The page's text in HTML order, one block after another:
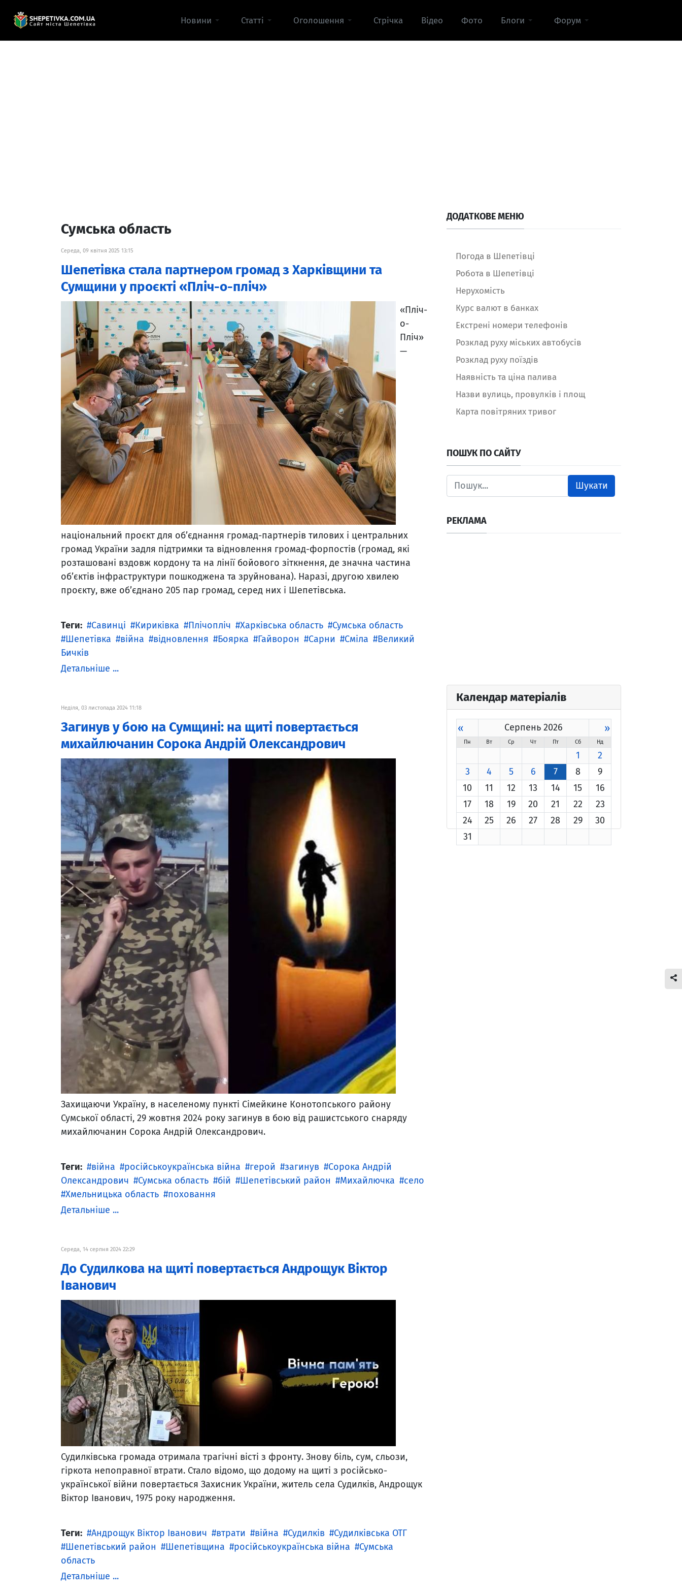
Новини Статті Оголошення Стрічка Відео Фото Блоги Форум
Сумська область
Середа, 09 квітня 2025 13:15
Шепетівка стала партнером громад з Харківщини та
Сумщини у проєкті «Пліч-о-пліч»
«Пліч-
о-
Пліч»
—
національний проєкт для об’єднання громад-партнерів тилових і центральних
громад України задля підтримки та відновлення громад-форпостів (громад, які
розташовані вздовж кордону та на лінії бойового зіткнення, де значна частина
об’єктів інфраструктури пошкоджена та зруйнована). Наразі, другою хвилею
проєкту, вже об’єднано 205 пар громад, серед них і Шепетівська.
Теги: Савинці Кириківка Плічопліч Харківська область
Сумська область
Шепетівка
війна відновлення Боярка Гайворон Сарни Сміла
Великий
Бичків
Детальніше ...
Неділя, 03 листопада 2024 11:18
Загинув у бою на Сумщині: на щиті повертається
михайлючанин Сорока Андрій Олександрович
Захищаючи Україну, в населеному пункті Сімейкине Конотопського району
Сумської області, 29 жовтня 2024 року загинув в бою від рашистського снаряду
михайлючанин Сорока Андрій Олександрович.
Теги: війна російськоукраїнська війна герой загинув
Сорока Андрій
Олександрович
Сумська область бій Шепетівський район Михайлючка
село
Хмельницька область
поховання
Детальніше ...
Середа, 14 серпня 2024 22:29
До Судилкова на щиті повертається Андрощук Віктор
Іванович
Судилківська громада отримала трагічні вісті з фронту. Знову біль, сум, сльози,
гіркота непоправної втрати. Стало відомо, що додому на щиті з російсько-
української війни повертається Захисник України, житель села Судилків, Андрощук
Віктор Іванович, 1975 року народження.
Теги: Андрощук Віктор Іванович втрати війна Судилків
Судилківська ОТГ
Шепетівський район
Шепетівщина російськоукраїнська війна
Сумська
область
Детальніше ...
ДОДАТКОВЕ МЕНЮ
Погода в Шепетівці
Робота в Шепетівці
Нерухомість
Курс валют в банках
Екстрені номери телефонів
Розклад руху міських автобусів
Розклад руху поїздів
Наявність та ціна палива
Назви вулиць, провулків і площ
Карта повітряних тривог
ПОШУК ПО САЙТУ
Шукати
РЕКЛАМА
Календар матеріалів
« Серпень 2026 »
Пн Вт Ср Чт Пт Сб Нд
1
2
3
4 5 6 7 8
9
10
11 12 13 14 15
16
17
18 19 20 21 22
23
24
25 26 27 28 29
30
31